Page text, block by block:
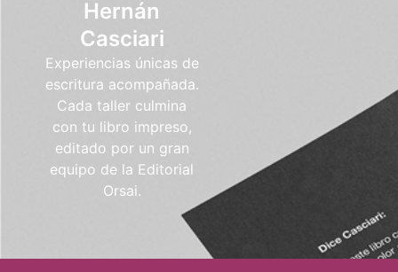
Hernán
Casciari
Experiencias únicas de
escritura acompañada.
Cada taller culmina
con tu libro impreso,
editado por un gran
equipo de la Editorial
Orsai.